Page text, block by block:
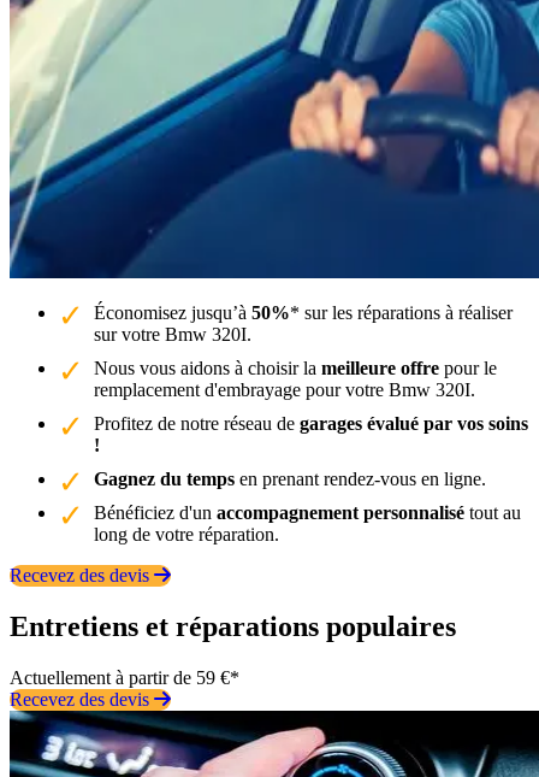
Économisez jusqu’à 50%* sur les réparations à réaliser
sur votre Bmw 320I.
Nous vous aidons à choisir la meilleure offre pour le
remplacement d'embrayage pour votre Bmw 320I.
Profitez de notre réseau de garages évalué par vos soins
!
Gagnez du temps en prenant rendez-vous en ligne.
Bénéficiez d'un accompagnement personnalisé tout au
long de votre réparation.
Recevez des devis
Entretiens et réparations populaires
Actuellement à partir de 59 €*
Recevez des devis